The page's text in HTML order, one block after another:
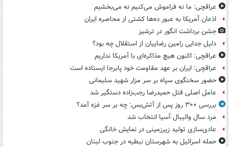
عراقچی: ما نه فراموش می‌کنیم نه می‌بخشیم
اذعان آمریکا به عبور ده‌ها کشتی از محاصره ایران
جشن برداشت انگور در ترشیز
دلیل جدایی رامین رضاییان از استقلال چه بود؟
عراقچی: اکنون هیچ مذاکره‌ای با آمریکا نداریم
عراقچی: ایران بر عهد مقاومت خود پابرجا ایستاده است
حضور سخنگوی سپاه بر سر مزار شهید سلیمانی
عامل اصلی قتل حمیدرضا رجب‌زاده دستگیر شد
بررسی ۳۰۰ روز پس از آتش‌بس: چه بر سر غزه آمد؟
مرد سال والیبال آسیا انتخاب شد
عادی‌سازی تولید زیرزمینی در نمایش خانگی
حمله اسرائیل به شهرستان نبطیه در جنوب لبنان